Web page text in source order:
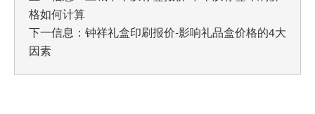
格如何计算
下一信息： 钟祥礼盒印刷报价-影响礼品盒价格的4大
因素